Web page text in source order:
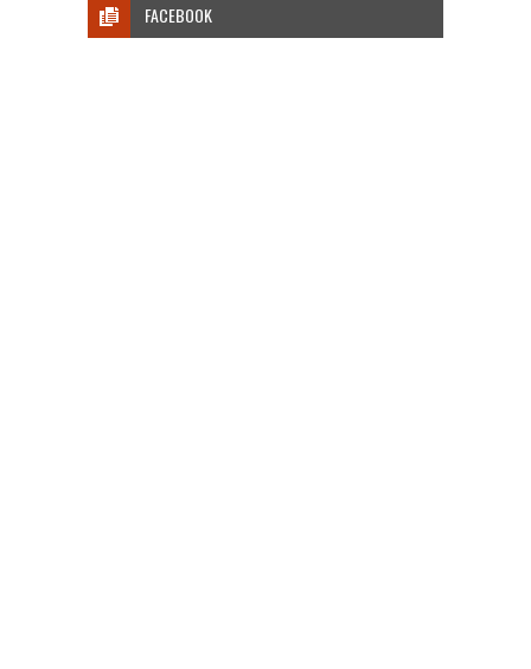
FACEBOOK